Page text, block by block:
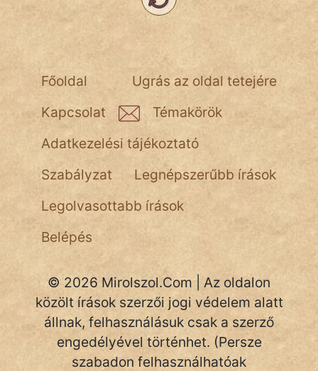
Ugrás az oldal tetejére
Főoldal
Kapcsolat
Témakörök
Adatkezelési tájékoztató
Szabályzat
Legnépszerűbb írások
Legolvasottabb írások
Belépés
© 2026 Mirolszol.Com | Az oldalon
közölt írások szerzői jogi védelem alatt
állnak, felhasználásuk csak a szerző
engedélyével történhet. (Persze
szabadon felhasználhatóak